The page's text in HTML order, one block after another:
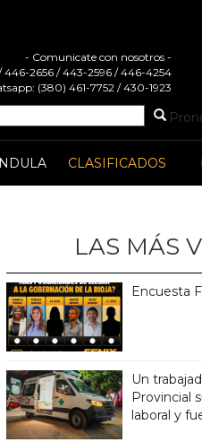
- Comunicate con nosotros -
446-2656 / 443-2596 / 446-4254
(380) 461-7752 / 430-1923
CLASIFICADOS
LAS MÁS
Encuesta
Un
Provincial
laboral y